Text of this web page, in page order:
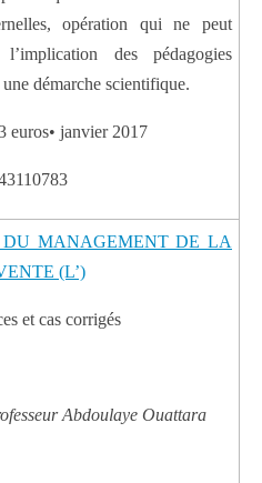
opération qui ne peut
des pédagogies
démarche scientifique.
euros• janvier 2017
DU MANAGEMENT DE LA
(L’)
et cas corrigés
Abdoulaye Ouattara